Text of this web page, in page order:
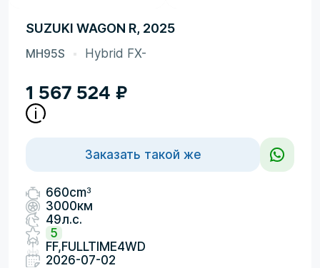
SUZUKI WAGON R, 2025
MH95S Hybrid FX-
1 567 524 ₽
Заказать такой же
660cm3
3000км
49л.с.
5
FF,FULLTIME4WD
2026-07-02